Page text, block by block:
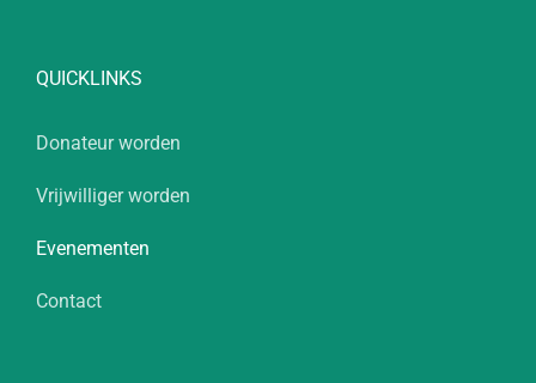
QUICKLINKS
Donateur worden
Vrijwilliger worden
Evenementen
Contact